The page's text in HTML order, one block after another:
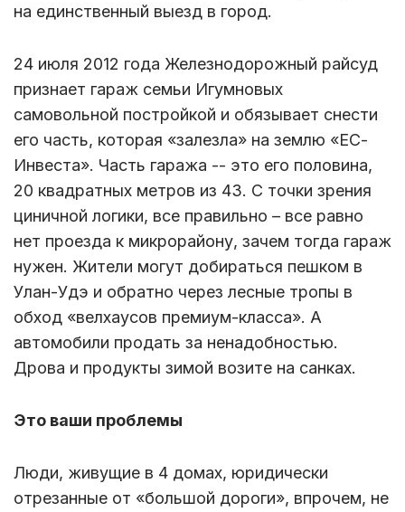
на единственный выезд в город.
24 июля 2012 года Железнодорожный райсуд
признает гараж семьи Игумновых
самовольной постройкой и обязывает снести
его часть, которая «залезла» на землю «ЕС-
Инвеста». Часть гаража -- это его половина,
20 квадратных метров из 43. С точки зрения
циничной логики, все правильно – все равно
нет проезда к микрорайону, зачем тогда гараж
нужен. Жители могут добираться пешком в
Улан-Удэ и обратно через лесные тропы в
обход «велхаусов премиум-класса». А
автомобили продать за ненадобностью.
Дрова и продукты зимой возите на санках.
Это ваши проблемы
Люди, живущие в 4 домах, юридически
отрезанные от «большой дороги», впрочем, не